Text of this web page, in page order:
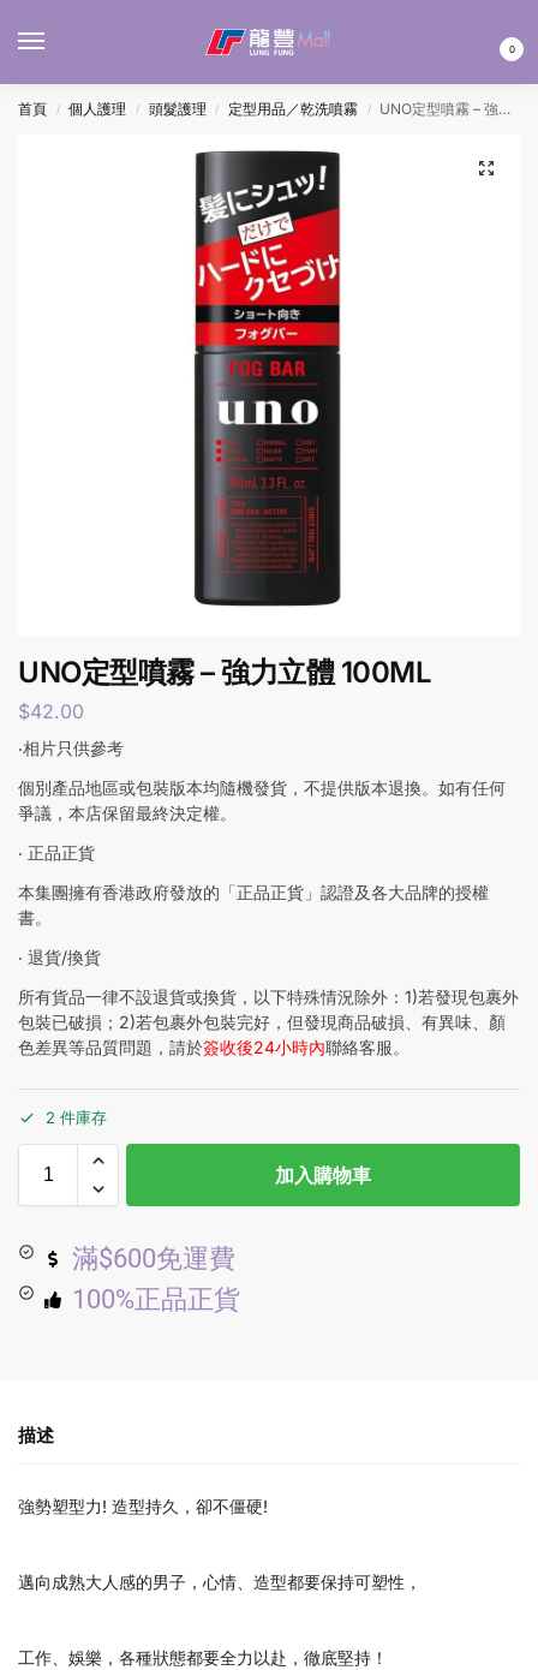
0
首頁 / 個人護理 / 頭髮護理 / 定型用品／乾洗噴霧 / UNO定型噴霧 – 強力立體 100ML
UNO定型噴霧 – 強力立體 100ML
$42.00
‧相片只供參考
個別產品地區或包裝版本均隨機發貨，不提供版本退換。如有任何
爭議，本店保留最終決定權。
‧ 正品正貨
本集團擁有香港政府發放的「正品正貨」認證及各大品牌的授權
書。
‧ 退貨/換貨
所有貨品一律不設退貨或換貨，以下特殊情況除外：1)若發現包裹外
包裝已破損；2)若包裹外包裝完好，但發現商品破損、有異味、顏
色差異等品質問題，請於簽收後24小時內聯絡客服。
2 件庫存
加入購物車
滿$600免運費
100%正品正貨
描述
強勢塑型力! 造型持久，卻不僵硬!
邁向成熟大人感的男子，心情、造型都要保持可塑性，
工作、娛樂，各種狀態都要全力以赴，徹底堅持！